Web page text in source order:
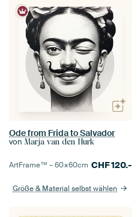
Ode from Frida to Salvador
von Marja van den Hurk
ArtFrame™ –60×60cm CHF120.-
Größe & Material selbst wählen